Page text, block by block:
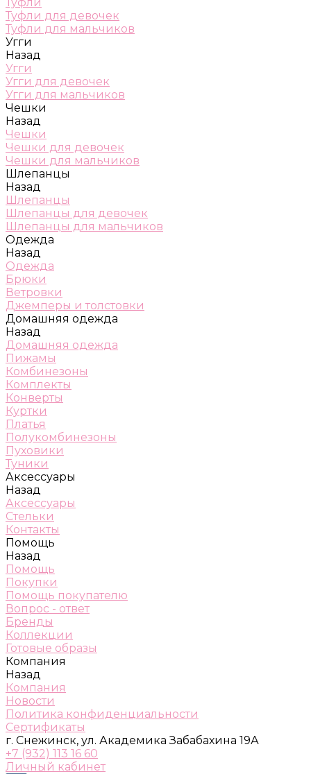
Туфли для девочек
Туфли для мальчиков
Угги
Назад
Угги
Угги для девочек
Угги для мальчиков
Чешки
Назад
Чешки
Чешки для девочек
Чешки для мальчиков
Шлепанцы
Назад
Шлепанцы
Шлепанцы для девочек
Шлепанцы для мальчиков
Одежда
Назад
Одежда
Брюки
Ветровки
Джемперы и толстовки
Домашняя одежда
Назад
Домашняя одежда
Пижамы
Комбинезоны
Комплекты
Конверты
Куртки
Платья
Полукомбинезоны
Пуховики
Туники
Аксессуары
Назад
Аксессуары
Стельки
Контакты
Помощь
Назад
Помощь
Покупки
Помощь покупателю
Вопрос - ответ
Бренды
Коллекции
Готовые образы
Компания
Назад
Компания
Новости
Политика конфиденциальности
Сертификаты
г. Снежинск, ул. Академика Забабахина 19А
+7 (932) 113 16 60
Личный кабинет